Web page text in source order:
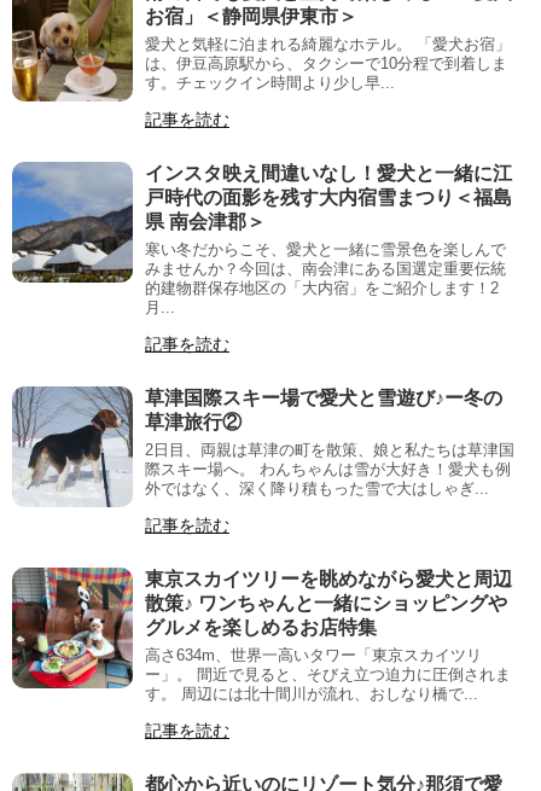
お宿」＜静岡県伊東市＞
愛犬と気軽に泊まれる綺麗なホテル。 「愛犬お宿」
は、伊豆高原駅から、タクシーで10分程で到着しま
す。チェックイン時間より少し早...
記事を読む
インスタ映え間違いなし！愛犬と一緒に江
戸時代の面影を残す大内宿雪まつり＜福島
県 南会津郡＞
寒い冬だからこそ、愛犬と一緒に雪景色を楽しんで
みませんか？今回は、南会津にある国選定重要伝統
的建物群保存地区の「大内宿」をご紹介します！2
月...
記事を読む
草津国際スキー場で愛犬と雪遊び♪ー冬の
草津旅行②
2日目、両親は草津の町を散策、娘と私たちは草津国
際スキー場へ。 わんちゃんは雪が大好き！愛犬も例
外ではなく、深く降り積もった雪で大はしゃぎ...
記事を読む
東京スカイツリーを眺めながら愛犬と周辺
散策♪ ワンちゃんと一緒にショッピングや
グルメを楽しめるお店特集
高さ634m、世界一高いタワー「東京スカイツリ
ー」。 間近で見ると、そびえ立つ迫力に圧倒されま
す。 周辺には北十間川が流れ、おしなり橋で...
記事を読む
都心から近いのにリゾート気分♪那須で愛